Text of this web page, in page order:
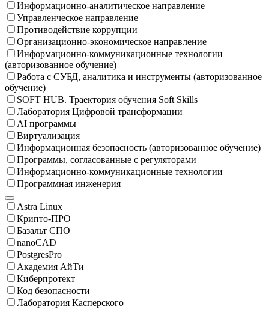
Информационно-аналитическое направление
Управленческое направление
Противодействие коррупции
Организационно-экономическое направление
Информационно-коммуникационные технологии
(авторизованное обучение)
Работа с СУБД, аналитика и инструменты (авторизованное
обучение)
SOFT HUB. Траектория обучения Soft Skills
Лаборатория Цифровой трансформации
AI программы
Виртуализация
Информационная безопасность (авторизованное обучение)
Программы, согласованные с регуляторами
Информационно-коммуникационные технологии
Программная инженерия
Astra Linux
Крипто-ПРО
Базальт СПО
nanoCAD
PostgresPro
Академия АйТи
Киберпротект
Код безопасности
Лаборатория Касперского